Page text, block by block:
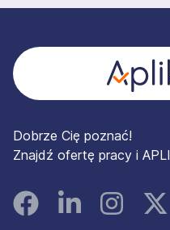
Dobrze Cię poznać!
Znajdź ofertę pracy i
FacebookLinked InInstagram